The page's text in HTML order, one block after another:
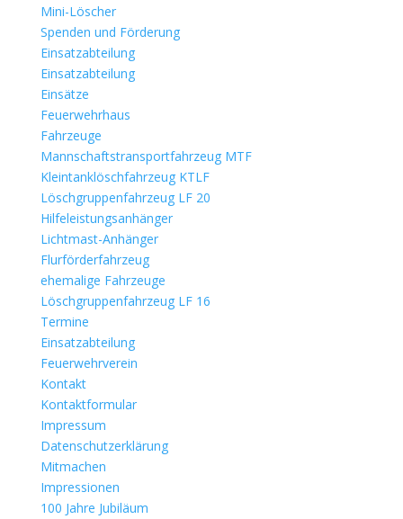
Mini-Löscher
Spenden und Förderung
Einsatzabteilung
Einsatzabteilung
Einsätze
Feuerwehrhaus
Fahrzeuge
Mannschaftstransportfahrzeug MTF
Kleintanklöschfahrzeug KTLF
Löschgruppenfahrzeug LF 20
Hilfeleistungsanhänger
Lichtmast-Anhänger
Flurförderfahrzeug
ehemalige Fahrzeuge
Löschgruppenfahrzeug LF 16
Termine
Einsatzabteilung
Feuerwehrverein
Kontakt
Kontaktformular
Impressum
Datenschutzerklärung
Mitmachen
Impressionen
100 Jahre Jubiläum